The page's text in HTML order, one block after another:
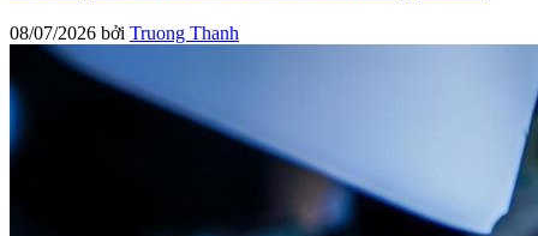
08/07/2026 bởi Truong Thanh